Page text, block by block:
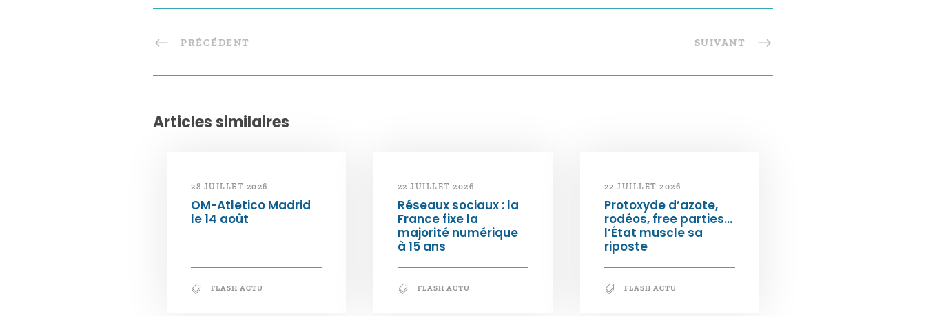
PRÉCÉDENT SUIVANT
Articles similaires
28 JUILLET 2026
OM-Atletico Madrid
le 14 août
FLASH ACTU
22 JUILLET 2026
Réseaux sociaux : la
France fixe la
majorité numérique
à 15 ans
FLASH ACTU
22 JUILLET 2026
Protoxyde d’azote,
rodéos, free parties…
l’État muscle sa
riposte
FLASH ACTU